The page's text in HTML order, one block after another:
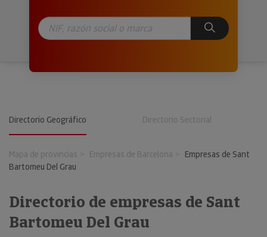
Directorio Geográfico Directorio Sectorial
Mapa de provincias Empresas de Barcelona
Empresas de Sant
Bartomeu Del Grau
Directorio de empresas de Sant
Bartomeu Del Grau